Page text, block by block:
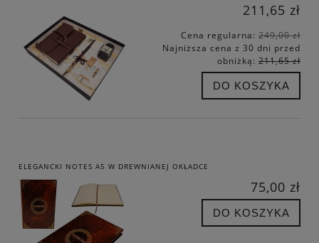
211,65 zł
Cena regularna: 249,00 zł
Najniższa cena z 30 dni przed
obniżką: 211,65 zł
DO KOSZYKA
ELEGANCKI NOTES A5 W DREWNIANEJ OKŁADCE
75,00 zł
DO KOSZYKA